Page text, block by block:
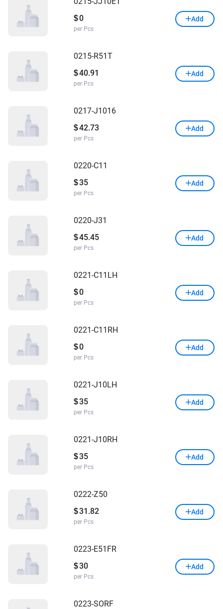
$0
per Pcs
Add
0215-R51T
$40.91
per Pcs
Add
0217-J1016
$42.73
per Pcs
Add
0220-C11
$35
per Pcs
Add
0220-J31
$45.45
per Pcs
Add
0221-C11LH
$0
per Pcs
Add
0221-C11RH
$0
per Pcs
Add
0221-J10LH
$35
per Pcs
Add
0221-J10RH
$35
per Pcs
Add
0222-Z50
$31.82
per Pcs
Add
0223-E51FR
$30
per Pcs
Add
0223-SORF